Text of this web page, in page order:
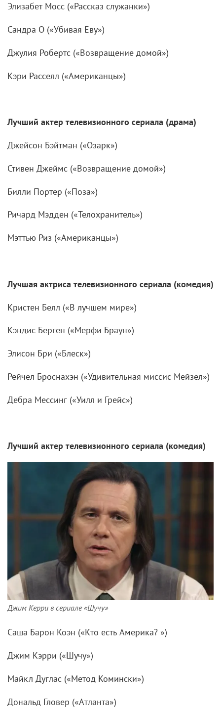
Элизабет Мосс («Рассказ служанки»)
Сандра О («Убивая Еву»)
Джулия Робертс («Возвращение домой»)
Кэри Расселл («Американцы»)
Лучший актер телевизионного сериала (драма)
Джейсон Бэйтман («Озарк»)
Стивен Джеймс («Возвращение домой»)
Билли Портер («Поза»)
Ричард Мэдден («Телохранитель»)
Мэттью Риз («Американцы»)
Лучшая актриса телевизионного сериала (комедия)
Кристен Белл («В лучшем мире»)
Кэндис Берген («Мерфи Браун»)
Элисон Бри («Блеск»)
Рейчел Броснахэн («Удивительная миссис Мейзел»)
Дебра Мессинг («Уилл и Грейс»)
Лучший актер телевизионного сериала (комедия)
Джим Керри в сериале «Шучу»
Саша Барон Коэн («Кто есть Америка? »)
Джим Кэрри («Шучу»)
Майкл Дуглас («Метод Комински»)
Дональд Гловер («Атланта»)